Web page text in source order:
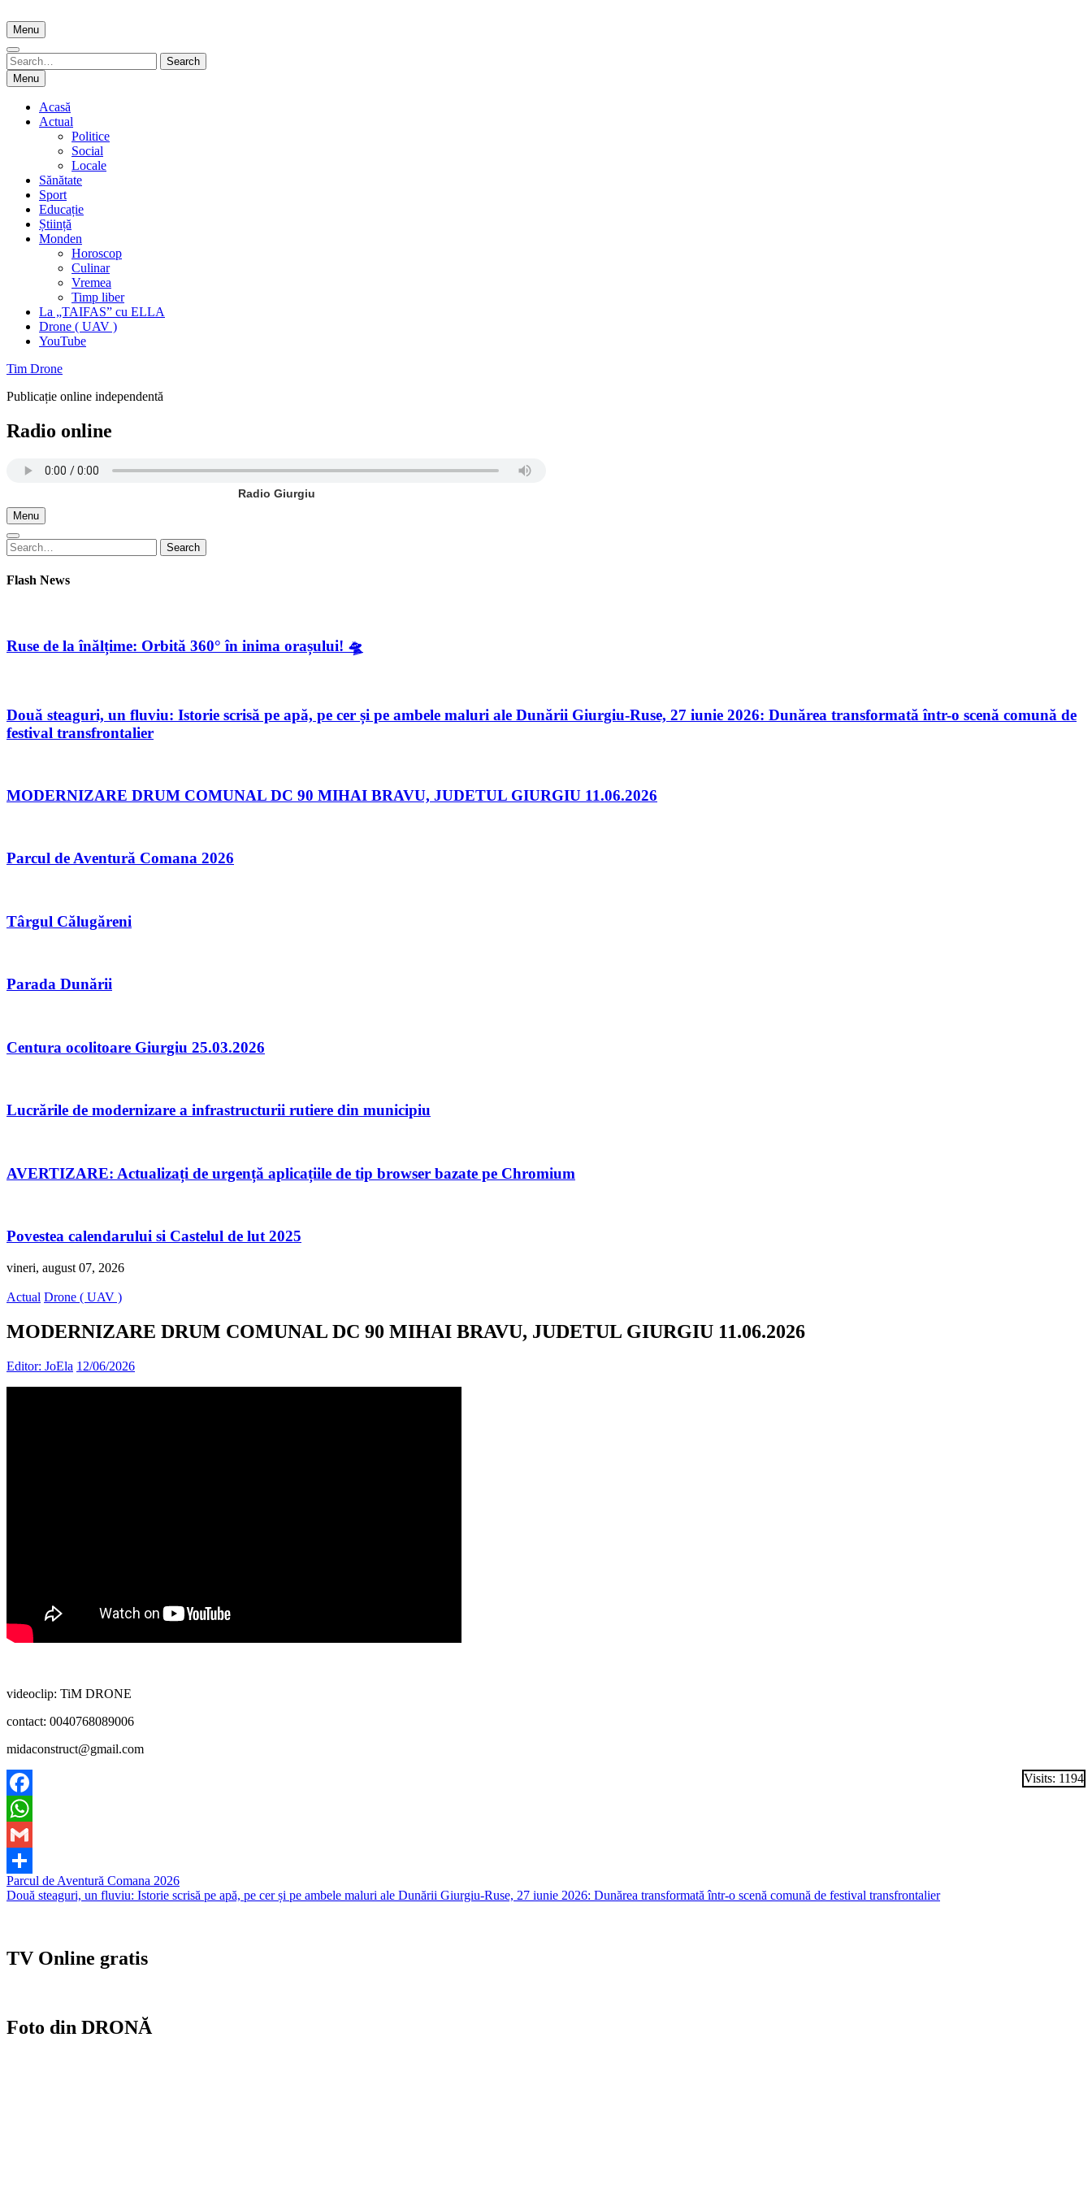
to
content
Menu
Search
for:
Search
Menu
Acasă
Actual
Politice
Social
Locale
Sănătate
Sport
Educație
Știință
Monden
Horoscop
Culinar
Vremea
Timp liber
La „TAIFAS” cu ELLA
Drone ( UAV )
YouTube
Tim Drone
Publicație online independentă
Radio online
Radio Giurgiu
Menu
Search
for:
Search
Flash News
Ruse de la înălțime: Orbită 360° în inima orașului! 🛸
Două steaguri, un fluviu: Istorie scrisă pe apă, pe cer și pe ambele maluri ale Dunării Giurgiu-Ruse, 27 iunie 2026: Dunărea transformată într-o scenă comună de
festival transfrontalier
MODERNIZARE DRUM COMUNAL DC 90 MIHAI BRAVU, JUDETUL GIURGIU 11.06.2026
Parcul de Aventură Comana 2026
Târgul Călugăreni
Parada Dunării
Centura ocolitoare Giurgiu 25.03.2026
Lucrările de modernizare a infrastructurii rutiere din municipiu
AVERTIZARE: Actualizați de urgență aplicațiile de tip browser bazate pe Chromium
Povestea calendarului si Castelul de lut 2025
vineri, august 07, 2026
Actual Drone ( UAV )
MODERNIZARE DRUM COMUNAL DC 90 MIHAI BRAVU, JUDETUL GIURGIU 11.06.2026
Editor: JoEla 12/06/2026
videoclip: TiM DRONE
contact: 0040768089006
midaconstruct@gmail.com
Visits: 1194
Facebook
WhatsApp
Gmail
Partajează
Navigare
în
Parcul de Aventură Comana 2026
Două steaguri, un fluviu: Istorie scrisă pe apă, pe cer și pe ambele maluri ale Dunării Giurgiu-Ruse, 27 iunie 2026: Dunărea transformată într-o scenă comună de festival transfrontalier
TV Online gratis
Foto din DRONĂ